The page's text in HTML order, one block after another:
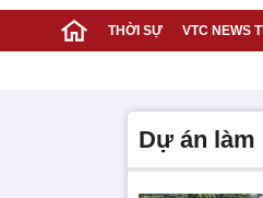
THỜI SỰ VTC NEWS
dự án